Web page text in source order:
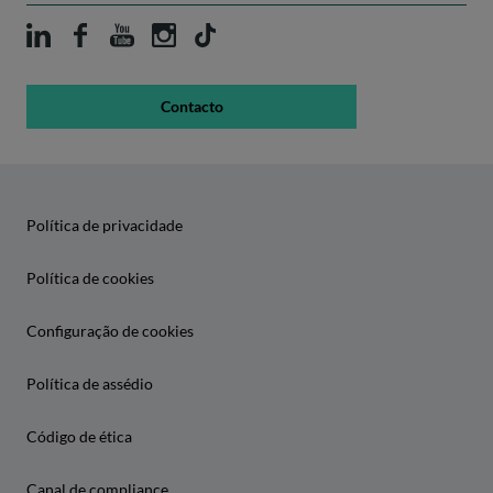
Contacto
Política de privacidade
Política de cookies
Configuração de cookies
Política de assédio
Código de ética
Canal de compliance